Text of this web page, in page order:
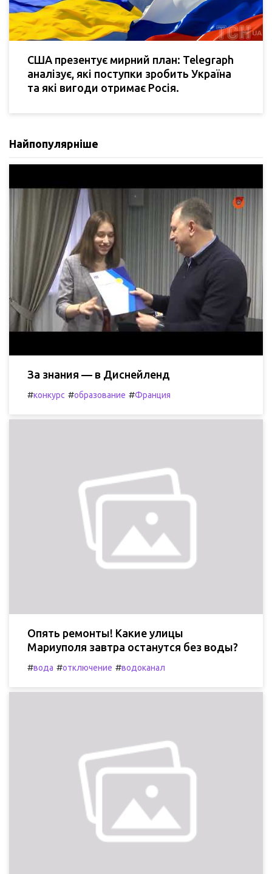
США презентує мирний план: Telegraph
аналізує, які поступки зробить Україна
та які вигоди отримає Росія.
Найпопулярніше
За знания — в Диснейленд
#конкурс #образование #Франция
Опять ремонты! Какие улицы
Мариуполя завтра останутся без воды?
#вода #отключение #водоканал